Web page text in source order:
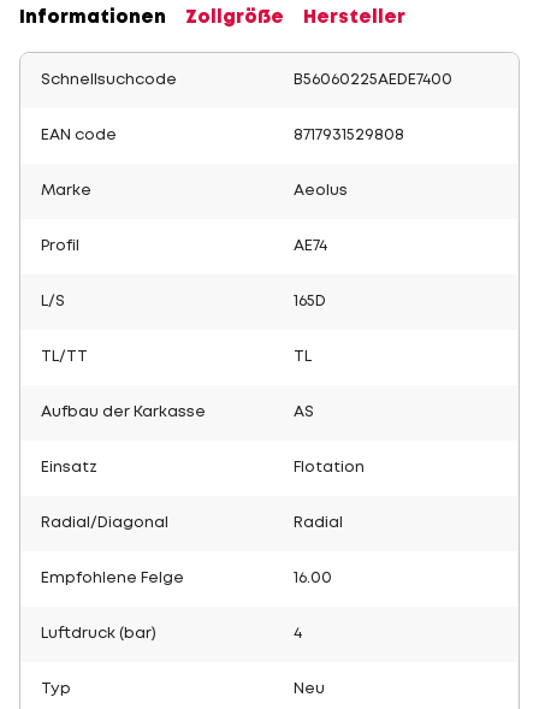
Informationen Zollgröße Hersteller
Schnellsuchcode B56060225AEDE7400
EAN code 8717931529808
Marke Aeolus
Profil AE74
L/S 165D
TL/TT
Aufbau der Karkasse AS
Einsatz Flotation
Radial/Diagonal Radial
Empfohlene Felge 16.00
Luftdruck (bar) 4
Typ Neu